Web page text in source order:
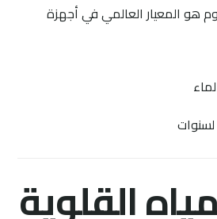
هو المعيار العالمي في أجهزة
القلوية